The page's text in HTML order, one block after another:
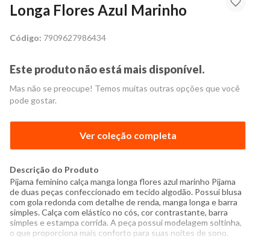
Longa Flores Azul Marinho
Código: 7909627986434
Este produto não está mais disponível.
Mas não se preocupe! Temos muitas outras opções que você
pode gostar.
Ver coleção completa
Descrição do Produto
Pijama feminino calça manga longa flores azul marinho Pijama
de duas peças confeccionado em tecido algodão. Possui blusa
com gola redonda com detalhe de renda, manga longa e barra
simples. Calça com elástico no cós, cor contrastante, barra
simples e estampa corrida. A peça possui modelagem soltinha,
o que proporciona mais conforto para suas noites de sono.